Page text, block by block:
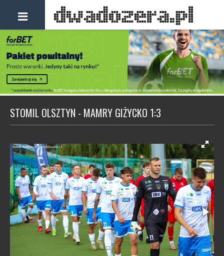
STOMIL OLSZTYN - MAMRY GIŻYCKO 1:3